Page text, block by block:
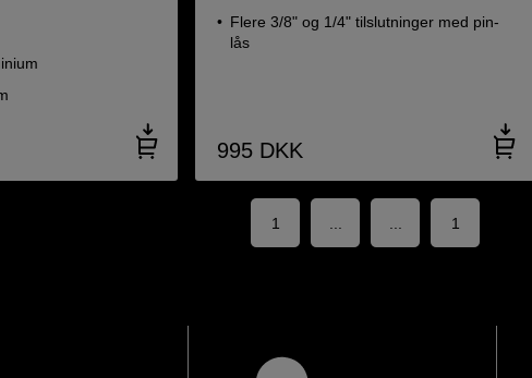
Flere 3/8" og 1/4" tilslutninger med pin-
lås
995 DKK
1 1